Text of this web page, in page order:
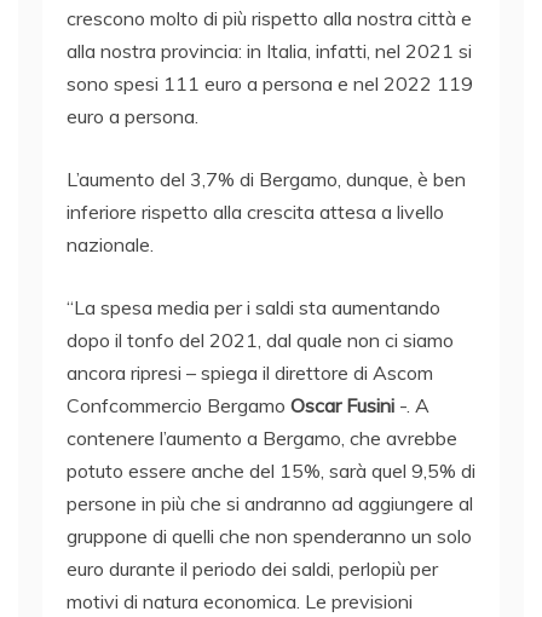
crescono molto di più rispetto alla nostra città e
alla nostra provincia: in Italia, infatti, nel 2021 si
sono spesi 111 euro a persona e nel 2022 119
euro a persona.
L’aumento del 3,7% di Bergamo, dunque, è ben
inferiore rispetto alla crescita attesa a livello
nazionale.
“La spesa media per i saldi sta aumentando
dopo il tonfo del 2021, dal quale non ci siamo
ancora ripresi – spiega il direttore di Ascom
Confcommercio Bergamo Oscar Fusini -. A
contenere l’aumento a Bergamo, che avrebbe
potuto essere anche del 15%, sarà quel 9,5% di
persone in più che si andranno ad aggiungere al
gruppone di quelli che non spenderanno un solo
euro durante il periodo dei saldi, perlopiù per
motivi di natura economica. Le previsioni